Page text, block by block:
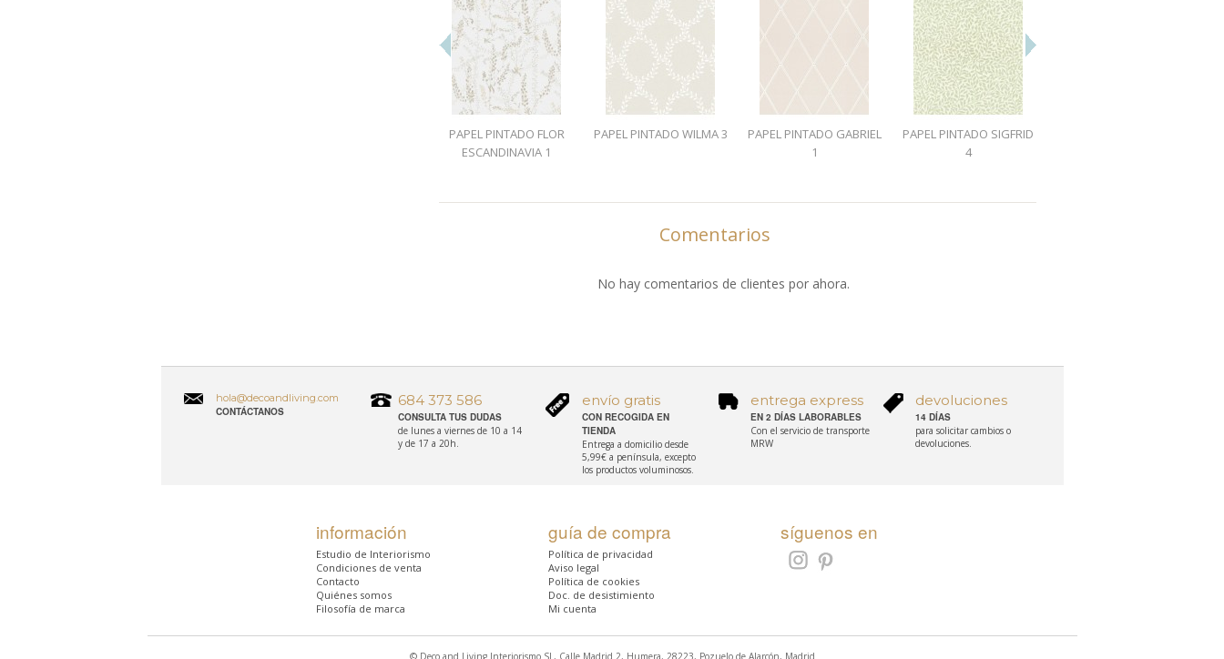
PAPEL PINTADO FLOR
ESCANDINAVIA 1
PAPEL PINTADO WILMA 3
PAPEL PINTADO GABRIEL
1
PAPEL PINTADO SIGFRID
4
Comentarios
No hay comentarios de clientes por ahora.
hola@decoandliving.com
CONTÁCTANOS
684 373 586
CONSULTA TUS DUDAS
de lunes a viernes de 10 a 14
y de 17 a 20h.
envío gratis
CON RECOGIDA EN
TIENDA
Entrega a domicilio desde
5,99€ a península, excepto
los productos voluminosos.
entrega express
EN 2 DÍAS LABORABLES
Con el servicio de transporte
MRW
devoluciones
14 DÍAS
para solicitar cambios o
devoluciones.
información
Estudio de Interiorismo
Condiciones de venta
Contacto
Quiénes somos
Filosofía de marca
guía de compra
Política de privacidad
Aviso legal
Política de cookies
Doc. de desistimiento
Mi cuenta
síguenos en
© Deco and Living Interiorismo SL, Calle Madrid 2, Humera, 28223, Pozuelo de Alarcón, Madrid